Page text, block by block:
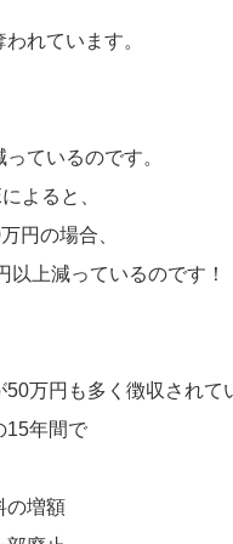
れています。
ているのです。
よると、
円の場合、
以上減っているのです！
万円も多く徴収されて
15年間で
の増額